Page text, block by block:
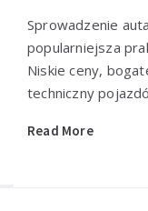
Sprowadzenie
popularniejsza
Niskie ceny,
techniczny
Read More